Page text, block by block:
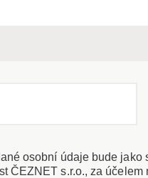
osobní údaje bude jako
ČEZNET s.r.o., za účelem